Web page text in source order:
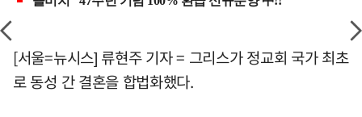
[서울=뉴시스] 류현주 기자 = 그리스가 정교회 국가 최초
로 동성 간 결혼을 합법화했다.